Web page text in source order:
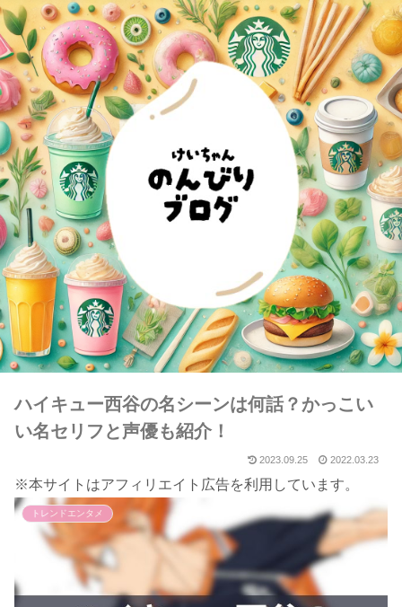
ハイキュー西谷の名シーンは何話？かっこい
い名セリフと声優も紹介！
2023.09.25 2022.03.23
※本サイトはアフィリエイト広告を利用しています。
トレンドエンタメ